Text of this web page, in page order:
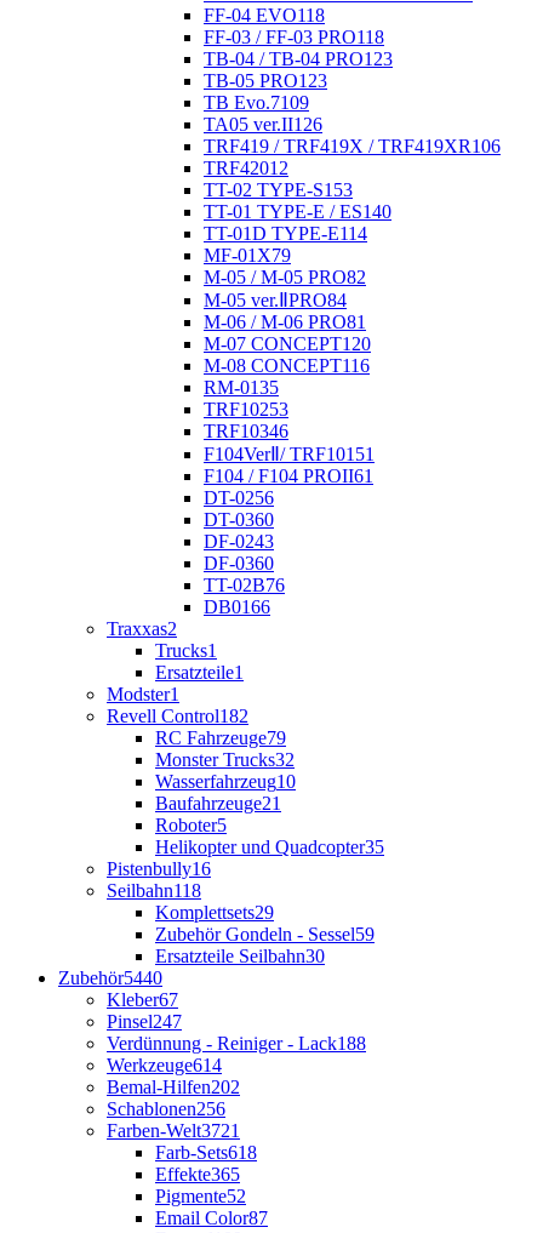
FF-04 EVO118
FF-03 / FF-03 PRO118
TB-04 / TB-04 PRO123
TB-05 PRO123
TB Evo.7109
TA05 ver.II126
TRF419 / TRF419X / TRF419XR106
TRF42012
TT-02 TYPE-S153
TT-01 TYPE-E / ES140
TT-01D TYPE-E114
MF-01X79
M-05 / M-05 PRO82
M-05 ver.ⅡPRO84
M-06 / M-06 PRO81
M-07 CONCEPT120
M-08 CONCEPT116
RM-0135
TRF10253
TRF10346
F104VerⅡ/ TRF101 51
F104 / F104 PROII61
DT-0256
DT-0360
DF-0243
DF-0360
TT-02B76
DB0166
Traxxas2
Trucks1
Ersatzteile1
Modster1
Revell Control182
RC Fahrzeuge79
Monster Trucks32
Wasserfahrzeug10
Baufahrzeuge21
Roboter5
Helikopter und Quadcopter35
Pistenbully16
Seilbahn118
Komplettsets29
Zubehör Gondeln - Sessel59
Ersatzteile Seilbahn30
Zubehör5440
Kleber67
Pinsel247
Verdünnung - Reiniger - Lack188
Werkzeuge614
Bemal-Hilfen202
Schablonen256
Farben-Welt3721
Farb-Sets618
Effekte365
Pigmente52
Email Color87